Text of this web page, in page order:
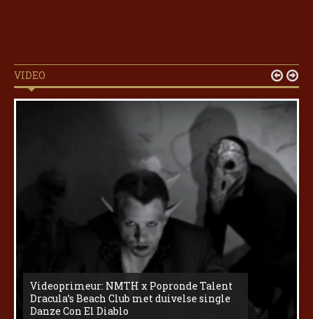
VIDEO
Videoprimeur: NMTH x Popronde Talent
Dracula’s Beach Club met duivelse single
Danze Con El Diablo
 